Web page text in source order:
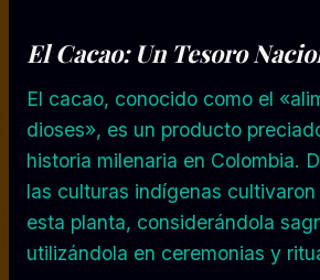
El Cacao: Un Tesoro
El cacao, conocido como el
dioses», es un producto
historia milenaria en Colombia.
las culturas indígenas
esta planta, considerándola
utilizándola en ceremonias y